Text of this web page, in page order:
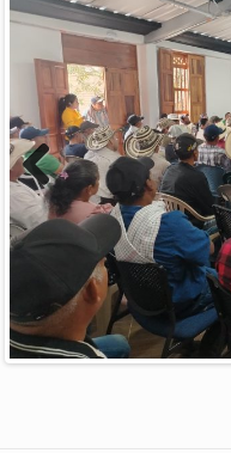
Previous